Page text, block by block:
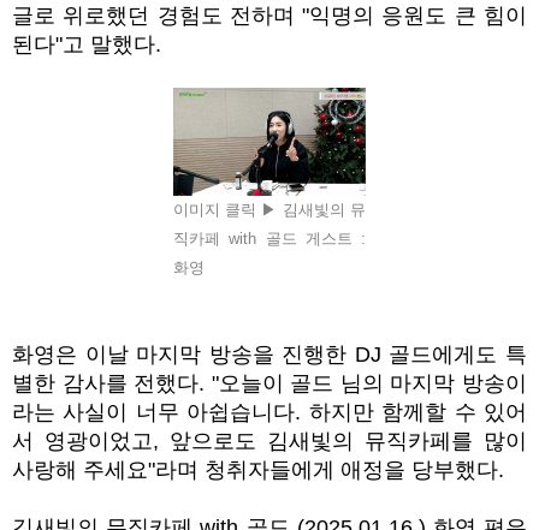
글로 위로했던 경험도 전하며"익명의 응원도 큰 힘이
된다"고 말했다.
이미지 클릭 ▶ 김새빛의 뮤
직카페 with 골드 게스트 :
화영
화영은 이날 마지막 방송을 진행한 DJ 골드에게도 특
별한 감사를 전했다. "오늘이 골드 님의 마지막 방송이
라는 사실이 너무 아쉽습니다. 하지만 함께할 수 있어
서 영광이었고, 앞으로도 김새빛의 뮤직카페를 많이
사랑해 주세요"라며 청취자들에게 애정을 당부했다.